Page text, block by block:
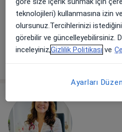
Doç. Dr. M. Murat Aydos
teknolojileri) kullanmasına izin
olursunuz.Tercihlerinizi
görebilir ve güncelleyebilirsiniz.
inceleyiniz,Gizlilik Politikası ve
Ayarları